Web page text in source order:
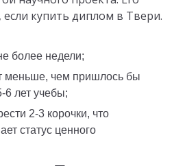
купить диплом в Твери.
более недели;
6 лет учебы;
статус ценного